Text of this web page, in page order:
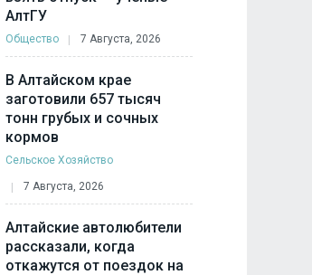
АлтГУ
Общество 7 Августа, 2026
В Алтайском крае
заготовили 657 тысяч
тонн грубых и сочных
кормов
Сельское Хозяйство
7 Августа, 2026
Алтайские автолюбители
рассказали, когда
откажутся от поездок на